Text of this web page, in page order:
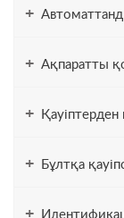
+
+ Ақпаратты
+ Қауіптерден
+ Бұлтқа
+